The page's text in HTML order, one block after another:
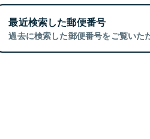
最近検索した郵便番号
過去に検索した郵便番号をご覧いた